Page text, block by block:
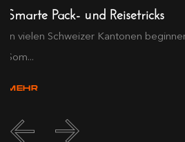
Smarte Pack- und Reisetricks
In vielen Schweizer Kantonen
Som...
MEHR